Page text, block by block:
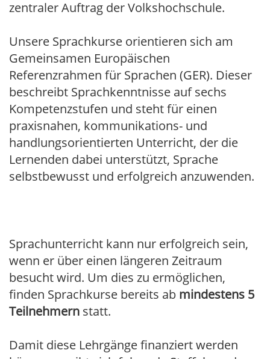
zentraler Auftrag der Volkshochschule.
Unsere Sprachkurse orientieren sich am
Gemeinsamen Europäischen
Referenzrahmen für Sprachen (GER). Dieser
beschreibt Sprachkenntnisse auf sechs
Kompetenzstufen und steht für einen
praxisnahen, kommunikations- und
handlungsorientierten Unterricht, der die
Lernenden dabei unterstützt, Sprache
selbstbewusst und erfolgreich anzuwenden.
Sprachunterricht kann nur erfolgreich sein,
wenn er über einen längeren Zeitraum
besucht wird. Um dies zu ermöglichen,
finden Sprachkurse bereits ab mindestens 5
Teilnehmern statt.
Damit diese Lehrgänge finanziert werden